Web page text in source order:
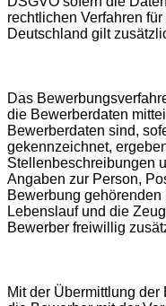
rechtlichen Verfahren
Deutschland gilt
Das
die Bewerberdaten
Bewerberdaten sind,
gekennzeichnet,
Stellenbeschreibungen
Angaben zur Person,
Bewerbung
Lebenslauf und die
Bewerber freiwillig
Mit der Übermittlung